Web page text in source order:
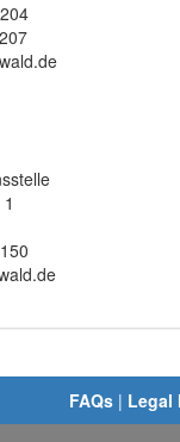
FAQs | Legal